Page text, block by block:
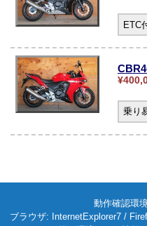
ETC
乗り
動作確認環
ブラウザ: InternetExplorer7 /